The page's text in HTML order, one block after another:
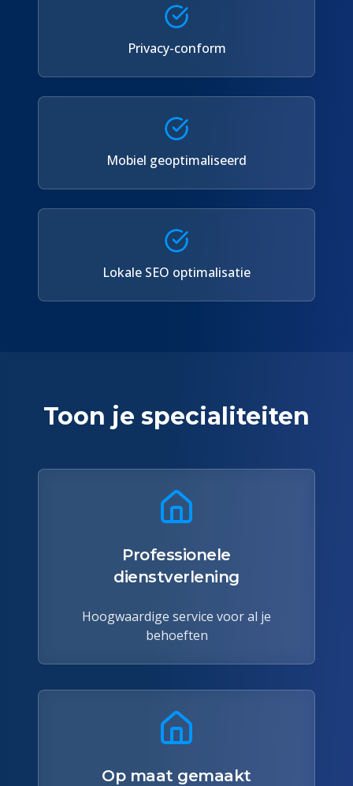
Privacy-conform
Mobiel geoptimaliseerd
Lokale SEO optimalisatie
Toon je specialiteiten
Professionele
dienstverlening
Hoogwaardige service voor al je
behoeften
Op maat gemaakt